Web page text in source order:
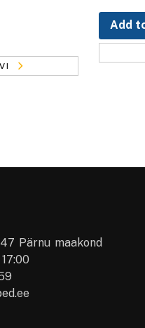
Add
Pärnu maakond